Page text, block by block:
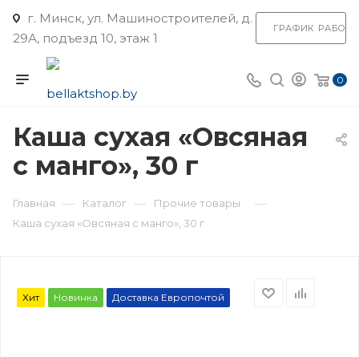
г. Минск, ул. Машиностроителей, д.
29А, подъезд 10, этаж 1
ГРАФИК
0
Каша сухая «Овсяная
с манго», 30 г
Главная — Каталог — Прочие товары —
Каша сухая «Овсяная с манго», 30 г
Хит Новинка Доставка Европочтой